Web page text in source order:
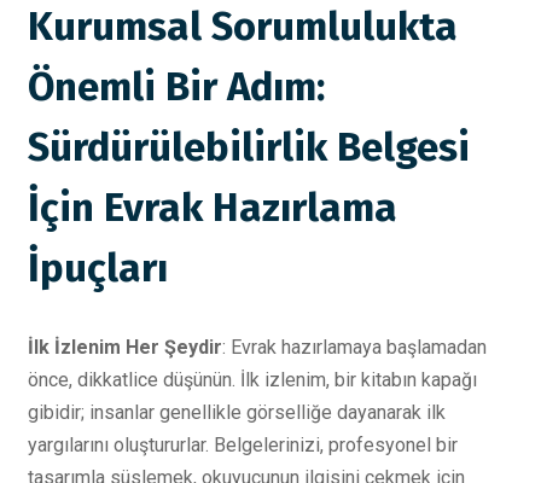
Kurumsal Sorumlulukta
Önemli Bir Adım:
Sürdürülebilirlik Belgesi
İçin Evrak Hazırlama
İpuçları
İlk İzlenim Her Şeydir: Evrak hazırlamaya başlamadan
önce, dikkatlice düşünün. İlk izlenim, bir kitabın kapağı
gibidir; insanlar genellikle görselliğe dayanarak ilk
yargılarını oluştururlar. Belgelerinizi, profesyonel bir
tasarımla süslemek, okuyucunun ilgisini çekmek için